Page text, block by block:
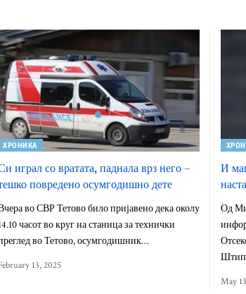
ХРОНИКА
играл со вратата, паднала врз него –
повредено осумгодишно дете
во СВР Тетово било пријавено дека околу
часот во круг на станица за технички
во Тетово, осумгодишник…
13, 2025
И
Од
Штип
May